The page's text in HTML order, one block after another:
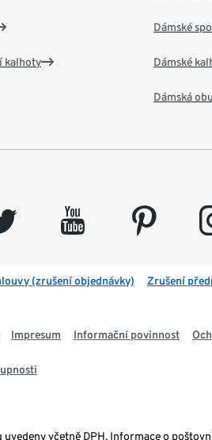
kalhoty
Dámské
Dámské
Dámská
youtube pinterest
(zrušení objednávky) Zrušení
Impresum Informační povinnost
uvedeny včetně DPH. Informace o